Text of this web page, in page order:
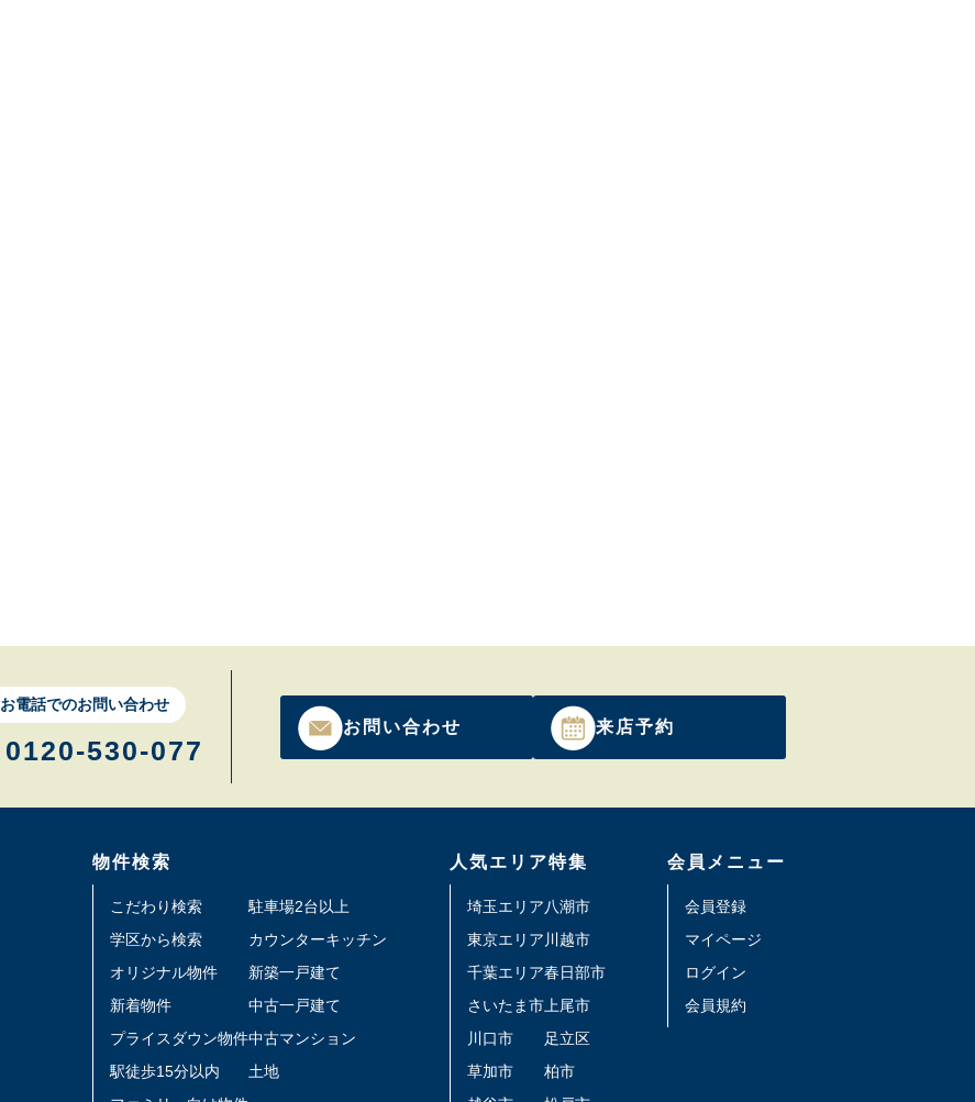
お電話でのお問い合わせ
0120-530-077
お問い合わせ 来店予約
物件検索
こだわり検索
学区から検索
オリジナル物件
新着物件
プライスダウン物件
駅徒歩15分以内
駐車場2台以上
カウンターキッチン
新築一戸建て
中古一戸建て
中古マンション
土地
人気エリア特集
埼玉エリア
東京エリア
千葉エリア
さいたま市
川口市
草加市
八潮市
川越市
春日部市
上尾市
足立区
柏市
会員メニュー
会員登録
マイページ
ログイン
会員規約